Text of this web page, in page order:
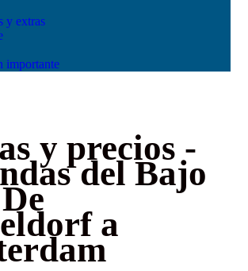
y extras
importante
y precios -
del Bajo
a